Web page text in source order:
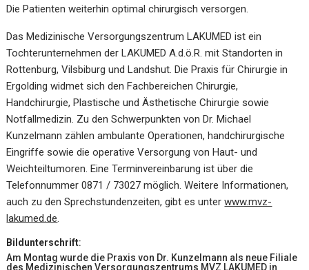
Die Patienten weiterhin optimal chirurgisch versorgen.
Das Medizinische Versorgungszentrum LAKUMED ist ein
Tochterunternehmen der LAKUMED A.d.ö.R. mit Standorten in
Rottenburg, Vilsbiburg und Landshut. Die Praxis für Chirurgie in
Ergolding widmet sich den Fachbereichen Chirurgie,
Handchirurgie, Plastische und Ästhetische Chirurgie sowie
Notfallmedizin. Zu den Schwerpunkten von Dr. Michael
Kunzelmann zählen ambulante Operationen, handchirurgische
Eingriffe sowie die operative Versorgung von Haut- und
Weichteiltumoren. Eine Terminvereinbarung ist über die
Telefonnummer 0871 / 73027 möglich. Weitere Informationen,
auch zu den Sprechstundenzeiten, gibt es unterwww.mvz-
lakumed.de
Bildunterschrift:
Am Montag wurde die Praxis von Dr. Kunzelmann als neue Filiale
des Medizinischen Versorgungszentrums MVZ LAKUMED in